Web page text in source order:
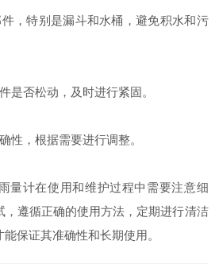
特别是漏斗和水桶，避免积水和污
否松动，及时进行紧固。
，根据需要进行调整。
计在使用和维护过程中需要注意细
，遵循正确的使用方法，定期进行清洁
保证其准确性和长期使用。